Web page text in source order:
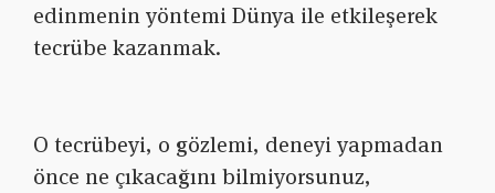
edinmenin yöntemi Dünya ile etkileşerek
tecrübe kazanmak.
O tecrübeyi, o gözlemi, deneyi yapmadan
önce ne çıkacağını bilmiyorsunuz,